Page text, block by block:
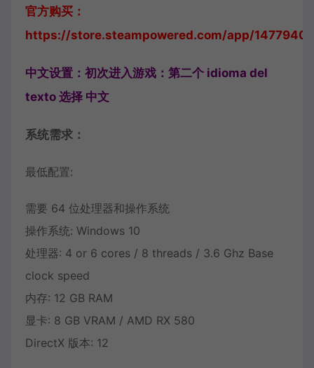
官方购买：
https://store.steampowered.com/app/1477940/
中文设置：初次进入游戏：第二个 idioma del
texto 选择 中文
系统需求：
最低配置:
需要 64 位处理器和操作系统
操作系统: Windows 10
处理器: 4 or 6 cores / 8 threads / 3.6 Ghz Base
clock speed
内存: 12 GB RAM
显卡: 8 GB VRAM / AMD RX 580
DirectX 版本: 12